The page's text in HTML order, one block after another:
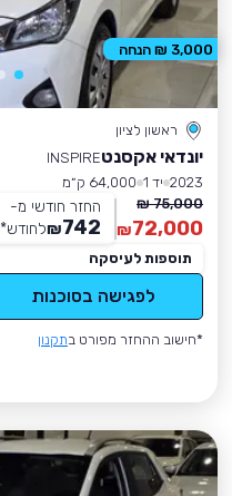
ראשון לציון
יונדאי אקסנטINSPIRE
2023 יד 1
64,000 ק״מ
75,000 ₪
72,000
₪
החזר חודשי מ-
742
₪לחודש*
תוספות לעיסקה
לפגישה בסוכנות
*חישוב ההחזר מפורט בתקנון
3,000 ₪ הנחה